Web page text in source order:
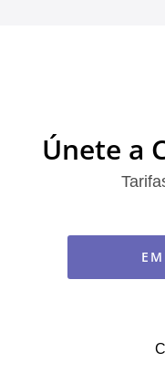
Únete a